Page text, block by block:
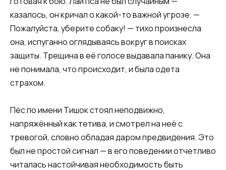
казалось, он кричал о какой-то важной угрозе. —
Пожалуйста, уберите собаку! — тихо произнесла
она, испуганно оглядываясь вокруг в поисках
защиты. Трещина в её голосе выдавала панику. Она
не понимала, что происходит, и была одета
страхом.
Пёс по имени Тишок стоял неподвижно,
напряжённый как тетива, и смотрел на неё с
тревогой, словно обладая даром предвидения. Это
был не простой сигнал — в его поведении отчетливо
читалась настойчивая необходимость быть